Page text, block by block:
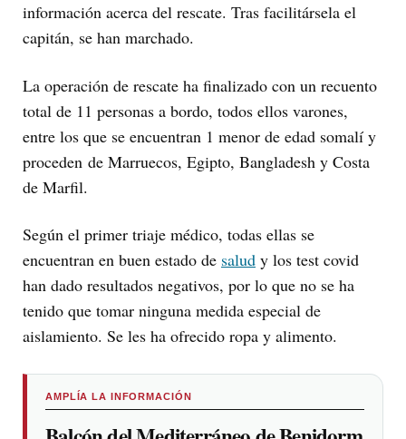
información acerca del rescate. Tras facilitársela el
capitán, se han marchado.
La operación de rescate ha finalizado con un recuento
total de 11 personas a bordo, todos ellos varones,
entre los que se encuentran 1 menor de edad somalí y
proceden de Marruecos, Egipto, Bangladesh y Costa
de Marfil.
Según el primer triaje médico, todas ellas se
encuentran en buen estado de salud y los test covid
han dado resultados negativos, por lo que no se ha
tenido que tomar ninguna medida especial de
aislamiento. Se les ha ofrecido ropa y alimento.
AMPLÍA LA INFORMACIÓN